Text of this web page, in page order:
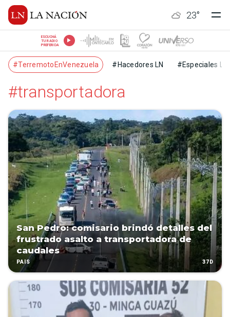
23°
ESCUCHÁ
TU RADIO
PREFERIDA
#TerremotoEnVenezuela #Hacedores LN #Especiales LN
#transportadora
San Pedro: comisario brindó detalles del
frustrado asalto a transportadora de
caudales
PAÍS 37D